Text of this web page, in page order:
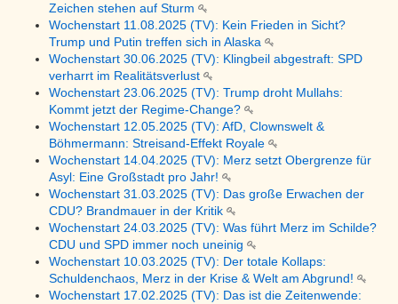
Zeichen stehen auf Sturm
Wochenstart 11.08.2025 (TV): Kein Frieden in Sicht?
Trump und Putin treffen sich in Alaska
Wochenstart 30.06.2025 (TV): Klingbeil abgestraft: SPD
verharrt im Realitätsverlust
Wochenstart 23.06.2025 (TV): Trump droht Mullahs:
Kommt jetzt der Regime-Change?
Wochenstart 12.05.2025 (TV): AfD, Clownswelt &
Böhmermann: Streisand-Effekt Royale
Wochenstart 14.04.2025 (TV): Merz setzt Obergrenze für
Asyl: Eine Großstadt pro Jahr!
Wochenstart 31.03.2025 (TV): Das große Erwachen der
CDU? Brandmauer in der Kritik
Wochenstart 24.03.2025 (TV): Was führt Merz im Schilde?
CDU und SPD immer noch uneinig
Wochenstart 10.03.2025 (TV): Der totale Kollaps:
Schuldenchaos, Merz in der Krise & Welt am Abgrund!
Wochenstart 17.02.2025 (TV): Das ist die Zeitenwende: